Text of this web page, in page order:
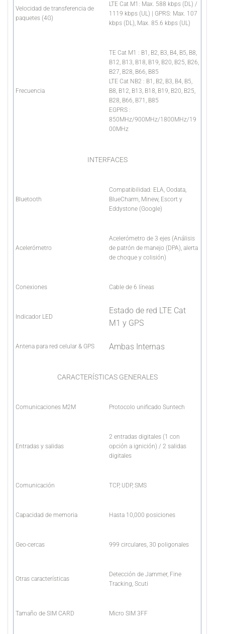
Velocidad de transferencia de
paquetes (4G)
LTE Cat M1: Max. 588 kbps (DL) /
1119 kbps (UL) | GPRS: Max. 107
kbps (DL), Max. 85.6 kbps (UL)
Frecuencia
TE Cat M1 : B1, B2, B3, B4, B5, B8,
B12, B13, B18, B19, B20, B25, B26,
B27, B28, B66, B85
LTE Cat NB2 : B1, B2, B3, B4, B5,
B8, B12, B13, B18, B19, B20, B25,
B28, B66, B71, B85
EGPRS :
850MHz/900MHz/1800MHz/19
00MHz
INTERFACES
Bluetooth
Compatibilidad: ELA, Oodata,
BlueCharm, Minew, Escort y
Eddystone (Google)
Acelerómetro
Acelerómetro de 3 ejes (Análisis
de patrón de manejo (DPA), alerta
de choque y colisión)
Conexiones Cable de 6 líneas
Indicador LED
Estado de red LTE Cat
M1 y GPS
Antena para red celular & GPS Ambas Internas
CARACTERÍSTICAS GENERALES
Comunicaciones M2M Protocolo unificado Suntech
Entradas y salidas
2 entradas digitales (1 con
opción a ignición) / 2 salidas
digitales
Comunicación TCP, UDP, SMS
Capacidad de memoria Hasta 10,000 posiciones
Geo-cercas 999 circulares, 30 poligonales
Otras características
Detección de Jammer, Fine
Tracking, Scuti
Tamaño de SIM CARD Micro SIM 3FF